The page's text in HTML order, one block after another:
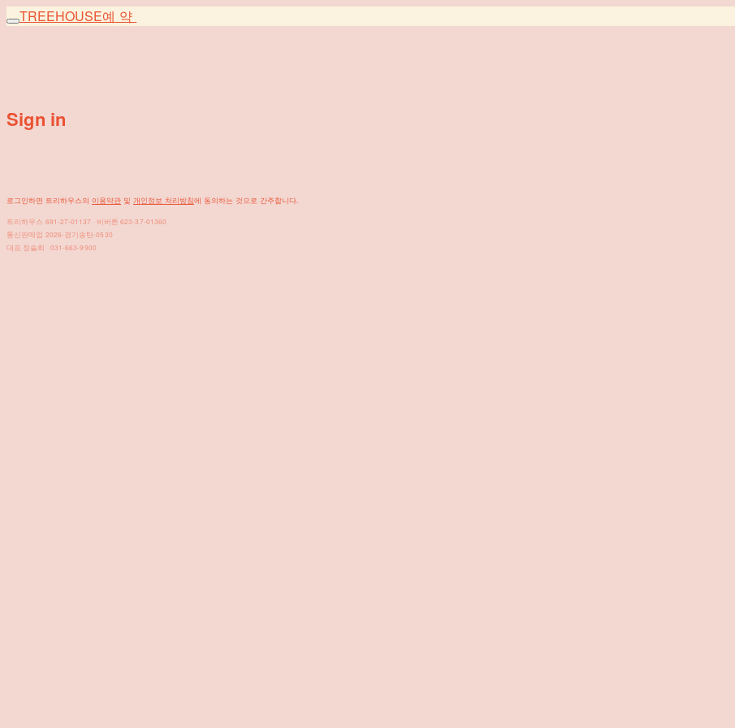
TREEHOUSE예약
Sign in
로그인하면 트리하우스의 이용약관 및 개인정보 처리방침에 동의하는 것으로 간주합니다.
트리하우스 691-27-01137 · 비버튼 623-37-01360
통신판매업 2026-경기송탄-0530
대표 정솔희 · 031-663-9900